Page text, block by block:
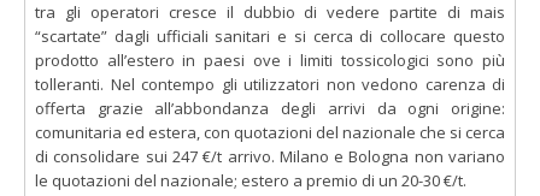
tra gli operatori cresce il dubbio di vedere partite di mais
“scartate” dagli ufficiali sanitari e si cerca di collocare questo
prodotto all’estero in paesi ove i limiti tossicologici sono più
tolleranti. Nel contempo gli utilizzatori non vedono carenza di
offerta grazie all’abbondanza degli arrivi da ogni origine:
comunitaria ed estera, con quotazioni del nazionale che si cerca
di consolidare sui 247 €/t arrivo. Milano e Bologna non variano
le quotazioni del nazionale; estero a premio di un 20-30 €/t.